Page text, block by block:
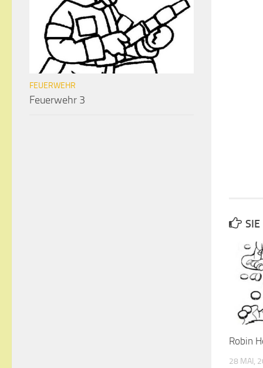
SIE
Robin
28 MAI,
FEUERWEHR
Feuerwehr 3